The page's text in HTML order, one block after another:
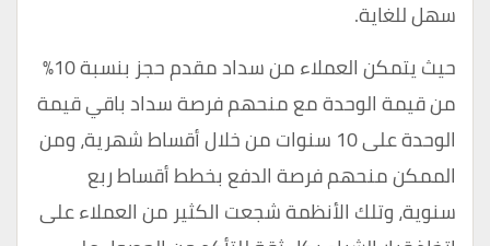
سهل للغاية.
حيث يتمكن العملاء من سداد مقدم حجز بنسبة 10%
من قيمة الوحدة مع منحهم فرصة سداد باقي قيمة
الوحدة على 10 سنوات من خلال أقساط شهرية، ومن
الممكن منحهم فرصة الدفع بخطط أقساط ربع
سنوية، وتلك الأنظمة شجعت الكثير من العملاء على